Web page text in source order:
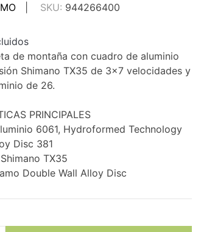
SKU: 944266400
de montaña con cuadro de aluminio
Shimano TX35 de 3x7 velocidades y
de 26.
PRINCIPALES
6061, Hydroformed Technology
Disc 381
TX35
Double Wall Alloy Disc